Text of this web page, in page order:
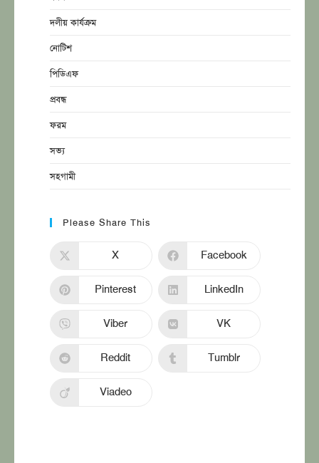
দলীয় কার্যক্রম
নোটিশ
পিডিএফ
প্রবন্ধ
ফরম
সভ্য
সহগামী
Please Share This
X Facebook
Pinterest LinkedIn
Viber VK
Reddit Tumblr
Viadeo